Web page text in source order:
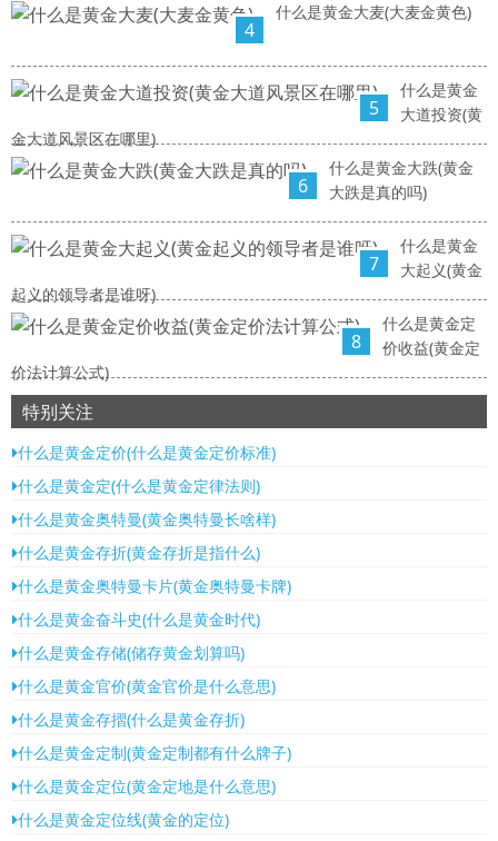
4
什么是黄金大麦(大麦金黄色)
5
什么是黄金
大道投资(黄
金大道风景区在哪里)
6
什么是黄金大跌(黄金
大跌是真的吗)
7
什么是黄金
大起义(黄金
起义的领导者是谁呀)
8
什么是黄金定
价收益(黄金定
价法计算公式)
特别关注
什么是黄金定价(什么是黄金定价标准)
什么是黄金定(什么是黄金定律法则)
什么是黄金奥特曼(黄金奥特曼长啥样)
什么是黄金存折(黄金存折是指什么)
什么是黄金奥特曼卡片(黄金奥特曼卡牌)
什么是黄金奋斗史(什么是黄金时代)
什么是黄金存储(储存黄金划算吗)
什么是黄金官价(黄金官价是什么意思)
什么是黄金存摺(什么是黄金存折)
什么是黄金定制(黄金定制都有什么牌子)
什么是黄金定位(黄金定地是什么意思)
什么是黄金定位线(黄金的定位)